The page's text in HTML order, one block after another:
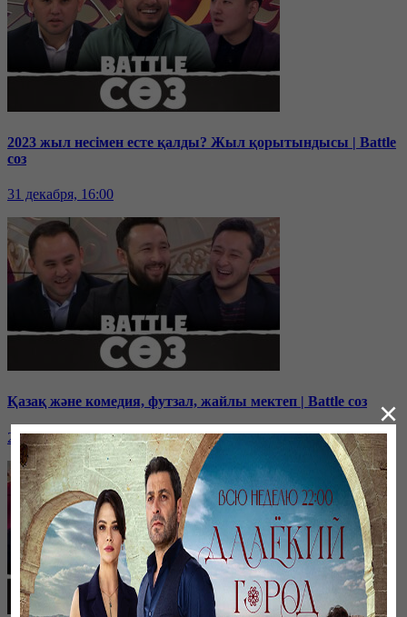
2023 жыл несімен есте қалды? Жыл қорытындысы | Battle
соз
31 декабря, 16:00
Қазақ және комедия, футзал, жайлы мектеп | Battle соз
25 декабря, 14:00
×